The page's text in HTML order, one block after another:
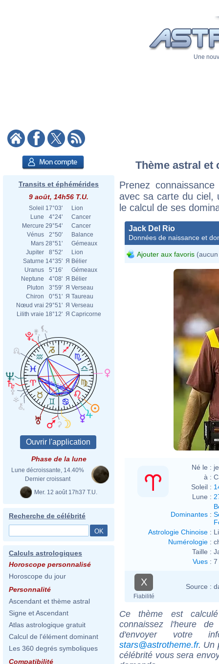
Une
Transits et éphémérides
9 août, 14h56 T.U.
Soleil 17°03'
Lion
Lune
4°24'
Cancer
Mercure 29°54'
Cancer
Vénus
2°50'
Balance
Mars 28°51'
Gémeaux
Jupiter
8°52'
Lion
Saturne 14°35' Я Bélier
Uranus
5°16'
Gémeaux
Neptune
4°08' Я Bélier
Pluton
3°59' Я Verseau
Chiron
0°51' Я Taureau
Nœud vrai 29°51' Я Verseau
Lilith vraie 18°12' Я Capricorne
Phase de la lune
Lune décroissante, 14.40%
Dernier croissant
Mer. 12 août 17h37 T.U.
Recherche de célébrité
Calculs astrologiques
Horoscope personnalisé
Horoscope du jour
Personnalité
Ascendant et thème astral
Signe et Ascendant
Atlas astrologique gratuit
Calcul de l'élément dominant
Les 360 degrés symboliques
Compatibilité
Thème astral et
Prenez
avec sa carte du ciel,
le calcul de ses
Jack Del Rio
Données de naissance et
Ajouter aux favoris
Né le :
à :
Soleil :
Lune :
Dominantes :
Astrologie Chinoise :
Numérologie :
Taille :
Vues : 7
X
Fiabilité
Source :
Ce thème est
connaissez l'heure
d'envoyer votre
stars@astrotheme.fr. Un
célébrité vous sera